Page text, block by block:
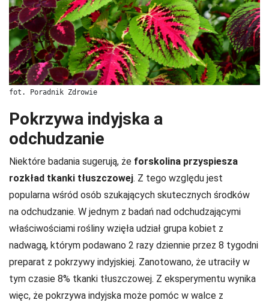
fot. Poradnik Zdrowie
Pokrzywa indyjska a
odchudzanie
Niektóre badania sugerują, że forskolina przyspiesza
rozkład tkanki tłuszczowej. Z tego względu jest
popularna wśród osób szukających skutecznych środków
na odchudzanie. W jednym z badań nad odchudzającymi
właściwościami rośliny wzięła udział grupa kobiet z
nadwagą, którym podawano 2 razy dziennie przez 8 tygodni
preparat z pokrzywy indyjskiej. Zanotowano, że utraciły w
tym czasie 8% tkanki tłuszczowej. Z eksperymentu wynika
więc, że pokrzywa indyjska może pomóc w walce z